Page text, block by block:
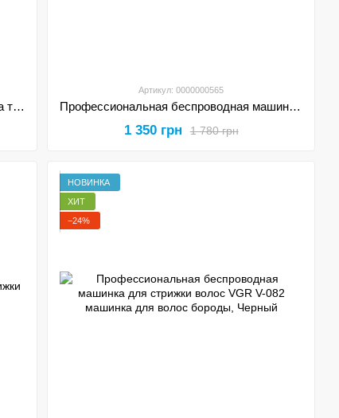
Профессиональный набор для ухода за телом VGR V-110 машинка для стрижки 8 в 1 с насадками для носа и ушей
Артикул: 0000000565
Профессиональная беспроводная машинка для стрижки волос VGR V-696 с зарядной базой
1 780 грн
1 350 грн
НОВИНКА
ХИТ
−24%